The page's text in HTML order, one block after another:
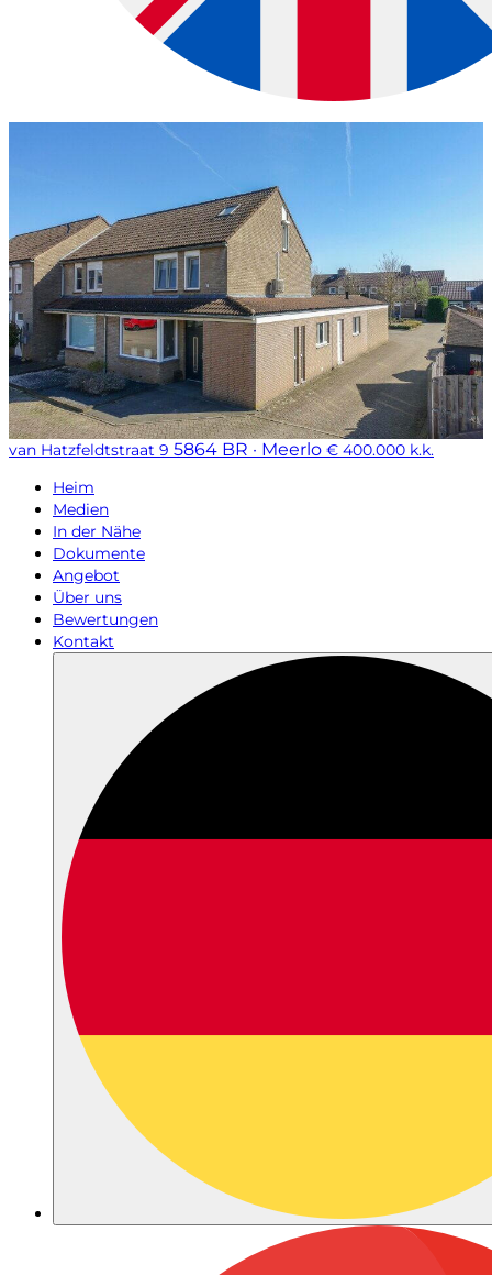
van Hatzfeldtstraat 9 5864 BR · Meerlo € 400.000 k.k.
Heim
Medien
In der Nähe
Dokumente
Angebot
Über uns
Bewertungen
Kontakt